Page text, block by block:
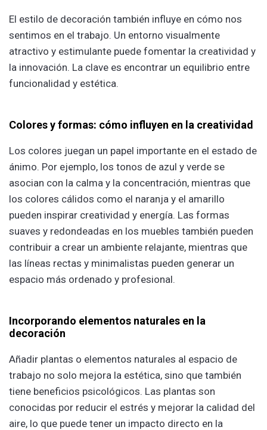
El estilo de decoración también influye en cómo nos
sentimos en el trabajo. Un entorno visualmente
atractivo y estimulante puede fomentar la creatividad y
la innovación. La clave es encontrar un equilibrio entre
funcionalidad y estética.
Colores y formas: cómo influyen en la creatividad
Los colores juegan un papel importante en el estado de
ánimo. Por ejemplo, los tonos de azul y verde se
asocian con la calma y la concentración, mientras que
los colores cálidos como el naranja y el amarillo
pueden inspirar creatividad y energía. Las formas
suaves y redondeadas en los muebles también pueden
contribuir a crear un ambiente relajante, mientras que
las líneas rectas y minimalistas pueden generar un
espacio más ordenado y profesional.
Incorporando elementos naturales en la
decoración
Añadir plantas o elementos naturales al espacio de
trabajo no solo mejora la estética, sino que también
tiene beneficios psicológicos. Las plantas son
conocidas por reducir el estrés y mejorar la calidad del
aire, lo que puede tener un impacto directo en la